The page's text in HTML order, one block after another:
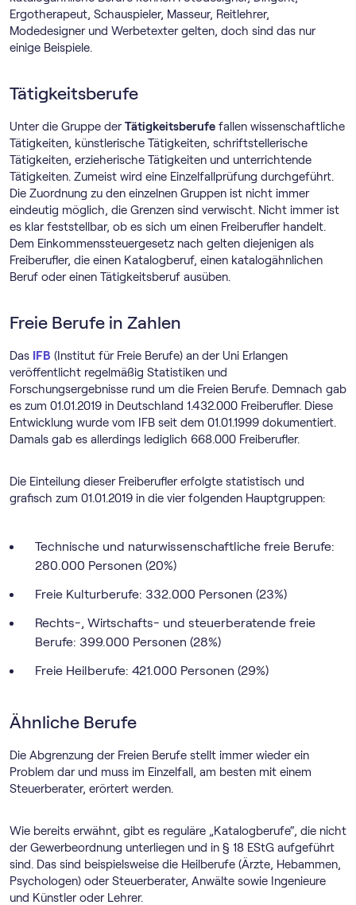
Ergotherapeut, Schauspieler, Masseur, Reitlehrer,
Modedesigner und Werbetexter gelten, doch sind das nur
einige Beispiele.
Tätigkeitsberufe
Unter die Gruppe derTätigkeitsberufe fallen wissenschaftliche
Tätigkeiten, künstlerische Tätigkeiten, schriftstellerische
Tätigkeiten, erzieherische Tätigkeiten und unterrichtende
Tätigkeiten. Zumeist wird eine Einzelfallprüfung durchgeführt.
Die Zuordnung zu den einzelnen Gruppen ist nicht immer
eindeutig möglich, die Grenzen sind verwischt. Nicht immer ist
es klar feststellbar, ob es sich um einen Freiberufler handelt.
Dem Einkommenssteuergesetz nach gelten diejenigen als
Freiberufler, die einen Katalogberuf, einen katalogähnlichen
Beruf oder einen Tätigkeitsberuf ausüben.
Freie Berufe in Zahlen
Das IFB (Institut für Freie Berufe) an der Uni Erlangen
veröffentlicht regelmäßig Statistiken und
Forschungsergebnisse rund um die Freien Berufe. Demnach gab
es zum 01.01.2019 in Deutschland 1.432.000 Freiberufler. Diese
Entwicklung wurde vom IFB seit dem 01.01.1999 dokumentiert.
Damals gab es allerdings lediglich 668.000 Freiberufler.
Die Einteilung dieser Freiberufler erfolgte statistisch und
grafisch zum 01.01.2019 in die vier folgenden Hauptgruppen:
Technische und naturwissenschaftliche freie Berufe:
280.000 Personen (20%)
Freie Kulturberufe: 332.000 Personen (23%)
Rechts-, Wirtschafts- und steuerberatende freie
Berufe: 399.000 Personen (28%)
Freie Heilberufe: 421.000 Personen (29%)
Ähnliche Berufe
Die Abgrenzung der Freien Berufe stellt immer wieder ein
Problem dar und muss im Einzelfall, am besten mit einem
Steuerberater, erörtert werden.
Wie bereits erwähnt, gibt es reguläre „Katalogberufe“, die nicht
der Gewerbeordnung unterliegen und in § 18 EStG aufgeführt
sind. Das sind beispielsweise die Heilberufe (Ärzte, Hebammen,
Psychologen) oder Steuerberater, Anwälte sowie Ingenieure
und Künstler oder Lehrer.